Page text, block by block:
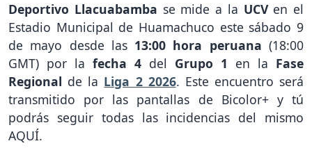
Deportivo Llacuabamba se mide a la UCV en el
Estadio Municipal de Huamachuco este sábado 9
de mayo desde las 13:00 hora peruana (18:00
GMT) por la fecha 4 del Grupo 1 en la Fase
Regional de la Liga 2 2026. Este encuentro será
transmitido por las pantallas de Bicolor+ y tú
podrás seguir todas las incidencias del mismo
AQUÍ.